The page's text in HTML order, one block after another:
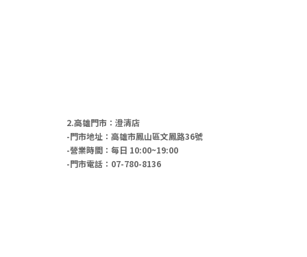
2.高雄門市：澄清店
-門市地址：高雄市鳳山區文鳳路36號
-營業時間：每日 10:00~19:00
-門市電話：07-780-8136